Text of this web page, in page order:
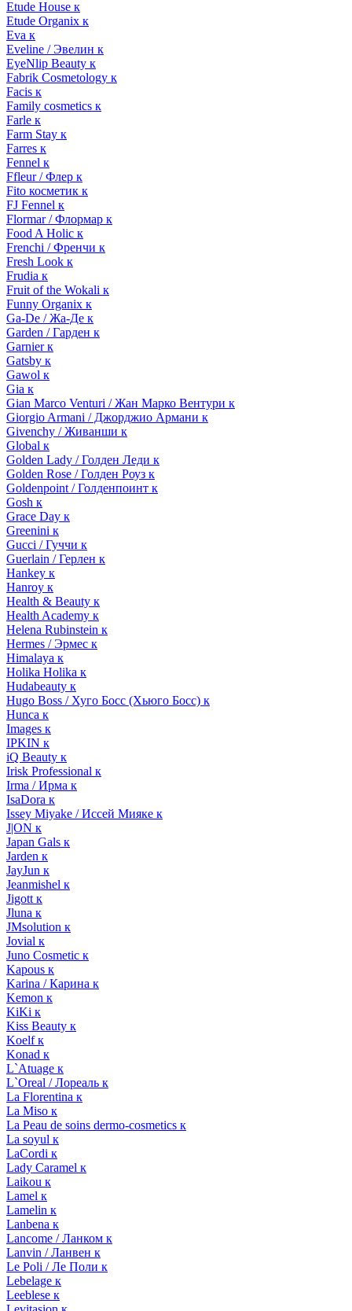
Etude House к
Etude Organix к
Eva к
Eveline / Эвелин к
EyeNlip Beauty к
Fabrik Cosmetology к
Facis к
Family cosmetics к
Farle к
Farm Stay к
Farres к
Fennel к
Ffleur / Флер к
Fito косметик к
FJ Fennel к
Flormar / Флормар к
Food A Holic к
Frenchi / Френчи к
Fresh Look к
Frudia к
Fruit of the Wokali к
Funny Organix к
Ga-De / Жа-Де к
Garden / Гарден к
Garnier к
Gatsby к
Gawol к
Gia к
Gian Marco Venturi / Жан Марко Вентури к
Giorgio Armani / Джорджио Армани к
Givenchy / Живанши к
Global к
Golden Lady / Голден Леди к
Golden Rose / Голден Роуз к
Goldenpoint / Голденпоинт к
Gosh к
Grace Day к
Greenini к
Gucci / Гуччи к
Guerlain / Герлен к
Hankey к
Hanroy к
Health & Beauty к
Health Academy к
Helena Rubinstein к
Hermes / Эрмес к
Himalaya к
Holika Holika к
Hudabeauty к
Hugo Boss / Хуго Босс (Хьюго Босс) к
Hunca к
Images к
IPKIN к
iQ Beauty к
Irisk Professional к
Irma / Ирма к
IsaDora к
Issey Miyake / Иссей Мияке к
J|ON к
Japan Gals к
Jarden к
JayJun к
Jeanmishel к
Jigott к
Jluna к
JMsolution к
Jovial к
Juno Cosmetic к
Kapous к
Karina / Карина к
Kemon к
KiKi к
Kiss Beauty к
Koelf к
Konad к
L`Atuage к
L`Oreal / Лореаль к
La Florentina к
La Miso к
La Peau de soins dermo-cosmetics к
La soyul к
LaCordi к
Lady Caramel к
Laikou к
Lamel к
Lamelin к
Lanbena к
Lancome / Ланком к
Lanvin / Ланвен к
Le Poli / Ле Поли к
Lebelage к
Leeblese к